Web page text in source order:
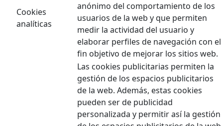
Cookies
analíticas
anónimo del comportamiento de los
usuarios de la web y que permiten
medir la actividad del usuario y
elaborar perfiles de navegación con el
fin objetivo de mejorar los sitios web.
Las cookies publicitarias permiten la
gestión de los espacios publicitarios
de la web. Además, estas cookies
pueden ser de publicidad
personalizada y permitir así la gestión